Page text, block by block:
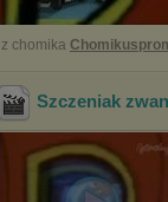
z chomika
Szczeniak